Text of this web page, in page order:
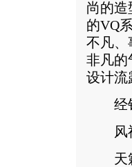
尚的造
的VQ
不凡、
非凡的
设计流
经销
风
天籁